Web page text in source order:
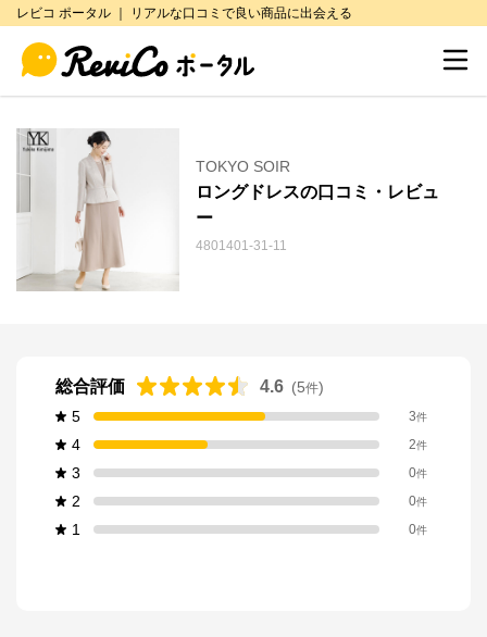
レビコ ポータル ｜ リアルな口コミで良い商品に出会える
TOKYO SOIR
ロングドレスの口コミ・レビュ
ー
4801401-31-11
総合評価 4.6 (5件)
5
3件
4 2件
3 0件
2 0件
1 0件